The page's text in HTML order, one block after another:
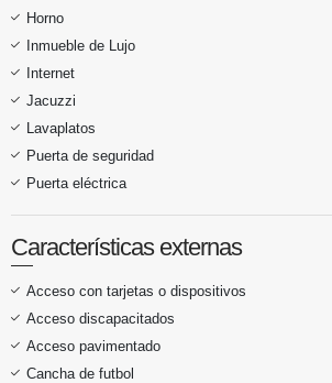
Horno
Inmueble de Lujo
Internet
Jacuzzi
Lavaplatos
Puerta de seguridad
Puerta eléctrica
Características externas
Acceso con tarjetas o dispositivos
Acceso discapacitados
Acceso pavimentado
Cancha de futbol